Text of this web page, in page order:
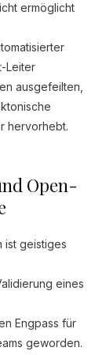
ermöglicht
Leiter
ausgefeilten,
hervorhebt.
Open-
ist geistiges
eines
Engpass für
geworden.